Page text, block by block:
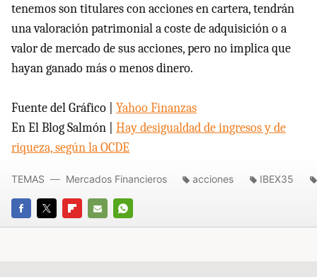
tenemos son titulares con acciones en cartera, tendrán
una valoración patrimonial a coste de adquisición o a
valor de mercado de sus acciones, pero no implica que
hayan ganado más o menos dinero.
Fuente del Gráfico | Yahoo Finanzas
En El Blog Salmón | Hay desigualdad de ingresos y de
riqueza, según la OCDE
FACEBOOK
TWITTERFLIPBOARD
E-
WHATSAPP
TEMAS Mercados Financieros acciones IBEX35